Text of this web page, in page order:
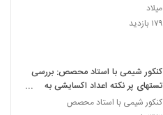
میلاد
۱۷۹ بازدید
کنکور شیمی با استاد محصص: بررسی
تستهای پر نکته اعداد اکسایشی به
صورت حل تشریحی و گزینه به گزینه
کنکور شیمی با استاد محصص